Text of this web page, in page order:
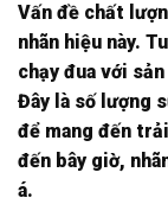
Vấn đề chất
nhãn hiệu này.
chạy đua với
Đây là số lượng
để mang đến
đến bây giờ,
á.